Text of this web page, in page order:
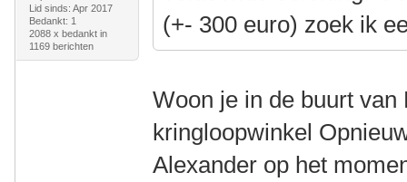
Lid sinds: Apr 2017
Bedankt: 1
2088 x bedankt in
1169 berichten
(+- 300 euro) zoek ik
Woon je in de buurt
kringloopwinkel
Alexander op het